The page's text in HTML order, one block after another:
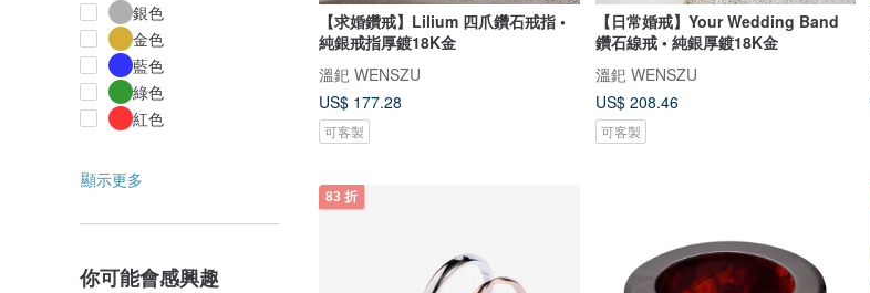
銀色
金色
藍色
綠色
紅色
顯示更多
你可能會感興趣
【求婚鑽戒】Lilium 四爪鑽石戒指 •
純銀戒指厚鍍18K金
溫釲 WENSZU
US$ 177.28
可客製
【日常婚戒】Your Wedding Band
鑽石線戒 • 純銀厚鍍18K金
溫釲 WENSZU
US$ 208.46
可客製
83 折